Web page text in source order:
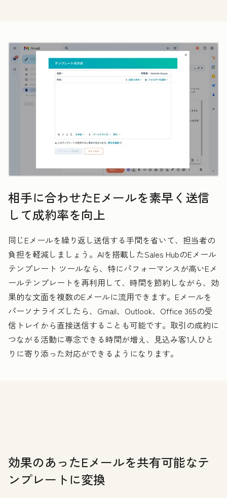
相手に合わせたEメールを素早く送信
して成約率を向上
同じEメールを繰り返し送信する手間を省いて、担当者の
負担を軽減しましょう。AIを搭載したSales HubのEメール
テンプレート ツールなら、特にパフォーマンスが高いEメ
ールテンプレートを再利用して、時間を節約しながら、効
果的な文面を複数のEメールに流用できます。Eメールを
パーソナライズしたら、Gmail、Outlook、Office 365の受
信トレイから直接送信することも可能です。取引の成約に
つながる活動に専念できる時間が増え、見込み客1人ひと
りに寄り添った対応ができるようになります。
効果のあったEメールを共有可能なテ
ンプレートに変換